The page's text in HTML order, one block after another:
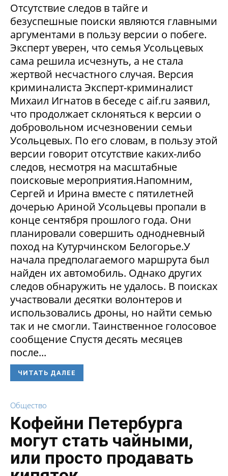
Отсутствие следов в тайге и
безуспешные поиски являются главными
аргументами в пользу версии о побеге.
Эксперт уверен, что семья Усольцевых
сама решила исчезнуть, а не стала
жертвой несчастного случая. Версия
криминалиста Эксперт-криминалист
Михаил Игнатов в беседе с aif.ru заявил,
что продолжает склоняться к версии о
добровольном исчезновении семьи
Усольцевых. По его словам, в пользу этой
версии говорит отсутствие каких-либо
следов, несмотря на масштабные
поисковые мероприятия.Напомним,
Сергей и Ирина вместе с пятилетней
дочерью Ариной Усольцевы пропали в
конце сентября прошлого года. Они
планировали совершить однодневный
поход на Кутурчинском Белогорье.У
начала предполагаемого маршрута был
найден их автомобиль. Однако других
следов обнаружить не удалось. В поисках
участвовали десятки волонтеров и
использовались дроны, но найти семью
так и не смогли. Таинственное голосовое
сообщение Спустя десять месяцев
после...
ЧИТАТЬ ДАЛЕЕ
Общество
Кофейни Петербурга
могут стать чайными,
или просто продавать